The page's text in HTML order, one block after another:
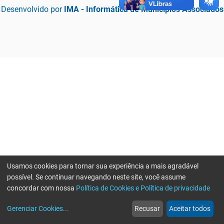
Desenvolvido por IMA - Informática de Municípios Associados
web
Notícias
more_horiz
Mais
Usamos cookies para tornar sua experiência a mais agradável
possível. Se continuar navegando neste site, você assume
concordar com nossa Política de Cookies e Política de privacidade
Gerenciar Cookies... Recusar Aceitar todos
Erro ao enviar informações, por favor tente novamente